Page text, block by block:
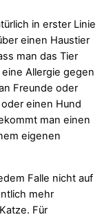
in erster Linie
einen Haustier
man das Tier
Allergie gegen
Freunde oder
einen Hund
man einen
eigenen
Falle nicht auf
mehr
Für